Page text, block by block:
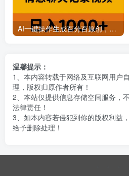
AI一键操作生成百分百原创，揭秘情感聊天记录视频，当下视频号爆火新赛道
温馨提示：
1、本内容转载于网络及互联网用户
理，版权归原作者所有！
2、本站仅提供信息存储空间服务，
法律责任！
3、如本内容若侵犯到你的版权利益
给予删除处理！